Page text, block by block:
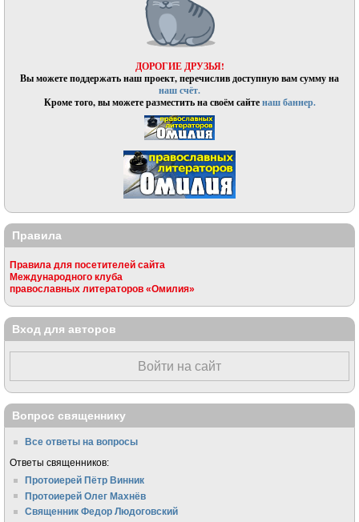
ДОРОГИЕ ДРУЗЬЯ!
Вы можете поддержать наш проект, перечислив доступную вам сумму на
наш счёт.
Кроме того, вы можете разместить на своём сайтенаш баннер.
Правила
Правила для посетителей сайта
Международного клуба
православных литераторов «Омилия»
Вход для авторов
Войти на сайт
Вопрос священнику
Все ответы на вопросы
Ответы священников:
Протоиерей Пётр Винник
Протоиерей Олег Махнёв
Священник Федор Людоговский